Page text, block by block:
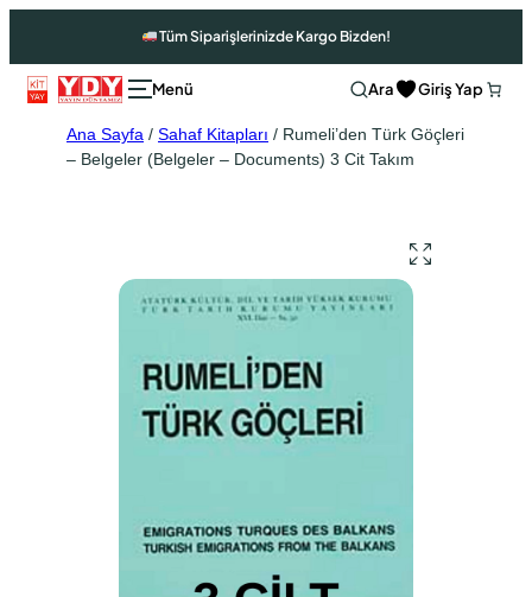
Tüm Siparişlerinizde Kargo Bizden!
Ara Giriş Yap
Ana Sayfa / Sahaf Kitapları / Rumeli’den Türk Göçleri
– Belgeler (Belgeler – Documents) 3 Cit Takım